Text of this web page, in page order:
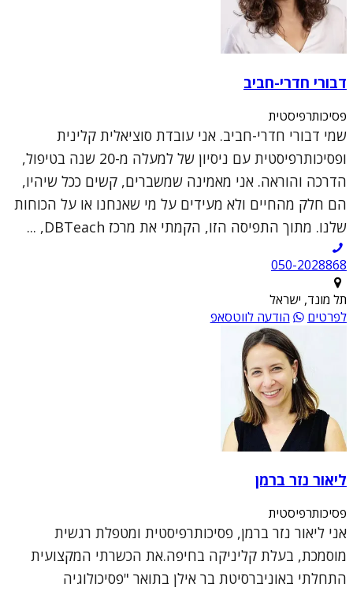
דבורי חדרי-חביב
פסיכותרפיסטית
שמי דבורי חדרי-חביב. אני עובדת סוציאלית קלינית
ופסיכותרפיסטית עם ניסיון של למעלה מ-20 שנה בטיפול,
הדרכה והוראה. אני מאמינה שמשברים, קשים ככל שיהיו,
הם חלק מהחיים ולא מעידים על מי שאנחנו או על הכוחות
שלנו. מתוך התפיסה הזו, הקמתי את מרכז DBTeach, ...
050-2028868
תל מונד, ישראל
לפרטים
הודעה לווטסאפ
ליאור נזר ברמן
פסיכותרפיסטית
אני ליאור נזר ברמן, פסיכותרפיסטית ומטפלת רגשית
מוסמכת, בעלת קליניקה בחיפה.את הכשרתי המקצועית
התחלתי באוניברסיטת בר אילן בתואר "פסיכולוגיה